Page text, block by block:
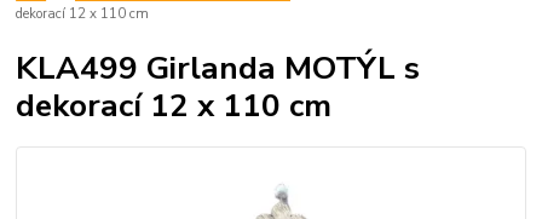
dekorací 12 x 110 cm
KLA499 Girlanda MOTÝL s
dekorací 12 x 110 cm